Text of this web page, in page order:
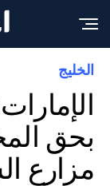
الخليج
بحق
مزارع